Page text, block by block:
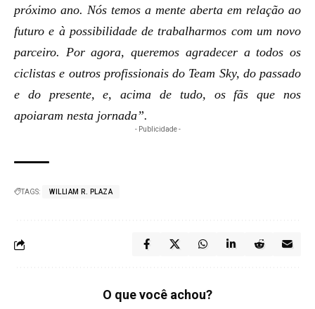
próximo ano. Nós temos a mente aberta em relação ao
futuro e à possibilidade de trabalharmos com um novo
parceiro. Por agora, queremos agradecer a todos os
ciclistas e outros profissionais do Team Sky, do passado
e do presente, e, acima de tudo, os fãs que nos
apoiaram nesta jornada”.
- Publicidade -
TAGS: WILLIAM R. PLAZA
O que você achou?